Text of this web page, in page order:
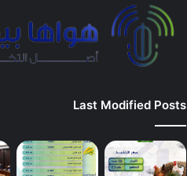
Last Modified Posts